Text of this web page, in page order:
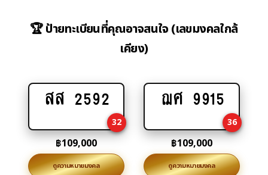
🏆 ป้ายทะเบียนที่คุณอาจสนใจ (เลขมงคลใกล้
เคียง)
Add
cart
สส 2592
32
฿109,000
ดูความหมายมงคล
Add
cart
ฌศ 9915
36
฿109,000
ดูความหมายมงคล